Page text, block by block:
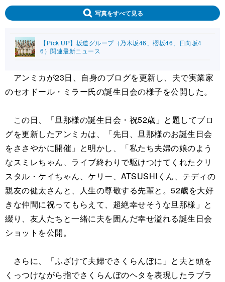
写真をすべて見る
【Pick UP】坂道グループ（乃木坂46、櫻坂46、日向坂4
6）関連最新ニュース
アンミカが23日、自身のブログを更新し、夫で実業家
のセオドール・ミラー氏の誕生日会の様子を公開した。
この日、「旦那様の誕生日会・祝52歳」と題してブロ
グを更新したアンミカは、「先日、旦那様のお誕生日会
をささやかに開催」と明かし、「私たち夫婦の娘のよう
なスミレちゃん、ライブ終わりで駆けつけてくれたクリ
スタル・ケイちゃん、ケリー、ATSUSHIくん、テディの
親友の健太さんと、人生の尊敬する先輩と。52歳を大好
きな仲間に祝ってもらえて、超絶幸せそうな旦那様」と
綴り、友人たちと一緒に夫を囲んだ幸せ溢れる誕生日会
ショットを公開。
さらに、「ふざけて夫婦でさくらんぼに」と夫と頭を
くっつけながら指でさくらんぼのヘタを表現したラブラ